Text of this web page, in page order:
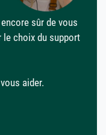
sûr de vous
le choix du support
aider.